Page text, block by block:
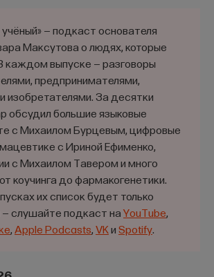
— подкаст основателя
Максутова о людях, которые
каждом выпуске — разговоры
предпринимателями,
изобретателями. За десятки
обсудил большие языковые
с Михаилом Бурцевым, цифровые
с Ириной Ефименко,
с Михаилом Тавером и много
коучинга до фармакогенетики.
их список будет только
слушайте подкаст на YouTube,
, Apple Podcasts, VK и Spotify.